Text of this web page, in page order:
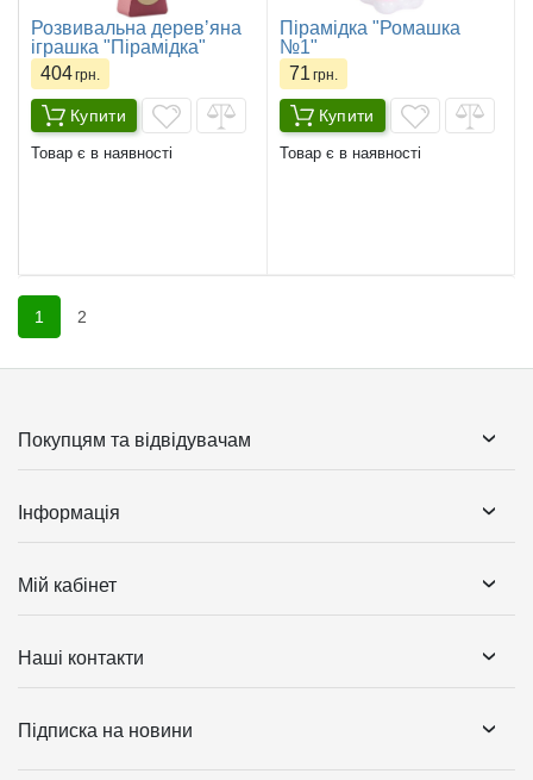
Розвивальна деревʼяна
іграшка "Пірамідка"
404грн.
Купити
Товар є в наявності
Пірамідка "Ромашка
№1"
71грн.
Купити
Товар є в наявності
1 2
Покупцям та відвідувачам
Інформація
Мій кабінет
Наші контакти
Підписка на новини